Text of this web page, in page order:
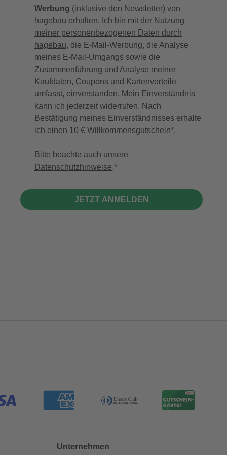
Werbung (inklusive den Newsletter) von
hagebau erhalten. Ich bin mit der Nutzung
meiner personenbezogenen Daten durch
hagebau, die E-Mail-Werbung, die Analyse
meines E-Mail-Umgangs sowie die
Zusammenführung und Analyse meiner
Kaufdaten, Coupons und Kartenvorteile
umfasst, einverstanden. Mein Einverständnis
kann ich jederzeit widerrufen. Nach
Bestätigung meines Einverständnisses erhalte
ich einen 10 € Willkommensgutschein*.
Bitte beachte auch unsere
Datenschutzhinweise.
JETZT ANMELDEN
Unternehmen